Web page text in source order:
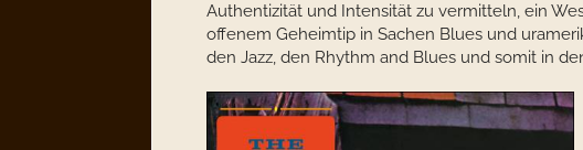
Authentizität und Intensität zu vermitteln, ein
offenem Geheimtip in Sachen Blues und
den Jazz, den Rhythm and Blues und somit in